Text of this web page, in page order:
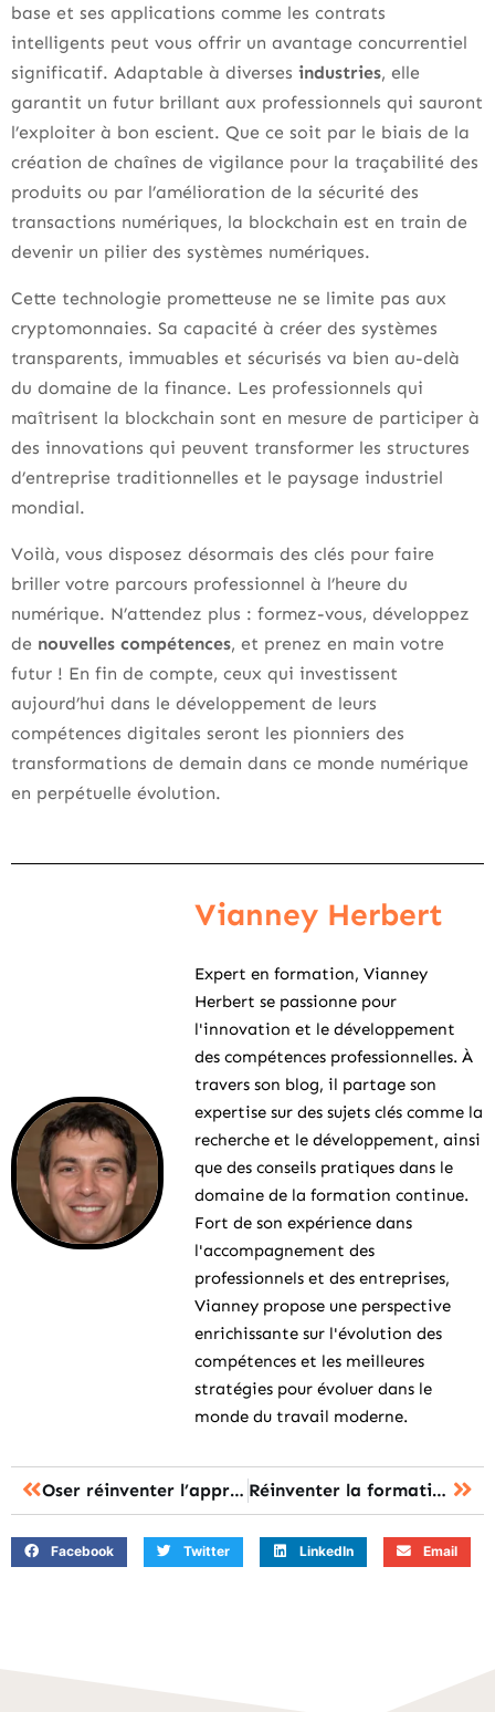
base et ses applications comme les contrats
intelligents peut vous offrir un avantage concurrentiel
significatif. Adaptable à diverses industries, elle
garantit un futur brillant aux professionnels qui sauront
l’exploiter à bon escient. Que ce soit par le biais de la
création de chaînes de vigilance pour la traçabilité des
produits ou par l’amélioration de la sécurité des
transactions numériques, la blockchain est en train de
devenir un pilier des systèmes numériques.
Cette technologie prometteuse ne se limite pas aux
cryptomonnaies. Sa capacité à créer des systèmes
transparents, immuables et sécurisés va bien au-delà
du domaine de la finance. Les professionnels qui
maîtrisent la blockchain sont en mesure de participer à
des innovations qui peuvent transformer les structures
d’entreprise traditionnelles et le paysage industriel
mondial.
Voilà, vous disposez désormais des clés pour faire
briller votre parcours professionnel à l’heure du
numérique. N’attendez plus : formez-vous, développez
de nouvelles compétences, et prenez en main votre
futur ! En fin de compte, ceux qui investissent
aujourd’hui dans le développement de leurs
compétences digitales seront les pionniers des
transformations de demain dans ce monde numérique
en perpétuelle évolution.
Vianney Herbert
Expert en formation, Vianney
Herbert se passionne pour
l'innovation et le développement
des compétences professionnelles. À
travers son blog, il partage son
expertise sur des sujets clés comme la
recherche et le développement, ainsi
que des conseils pratiques dans le
domaine de la formation continue.
Fort de son expérience dans
l'accompagnement des
professionnels et des entreprises,
Vianney propose une perspective
enrichissante sur l'évolution des
compétences et les meilleures
stratégies pour évoluer dans le
monde du travail moderne.
Oser réinventer l’apprentissage : votre guide de la formation continue Réinventer la formation : les clés de l’innovation en entreprise
Facebook Twitter LinkedIn Email